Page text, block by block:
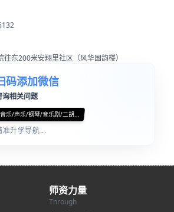
东200米安翔里社区（风华国韵楼）
码添加微信
询相关问题
音乐/声乐/钢琴/音乐剧/二胡...
准升学导航...
师资力量
Through